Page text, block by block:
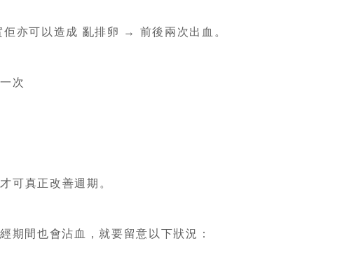
亦可以造成 亂排卵 → 前後兩次出血。
次
真正改善週期。
間也會沾血，就要留意以下狀況：